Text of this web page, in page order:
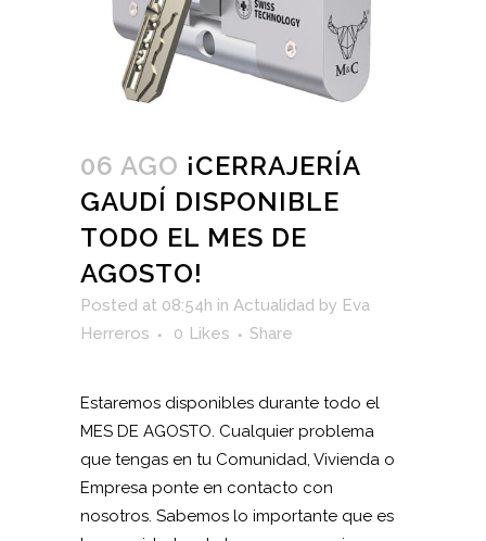
06 AGO ¡CERRAJERÍA
GAUDÍ DISPONIBLE
TODO EL MES DE
AGOSTO!
Posted at 08:54h in Actualidad by Eva
Herreros
0 Likes Share
Estaremos disponibles durante todo el
MES DE AGOSTO. Cualquier problema
que tengas en tu Comunidad, Vivienda o
Empresa ponte en contacto con
nosotros. Sabemos lo importante que es